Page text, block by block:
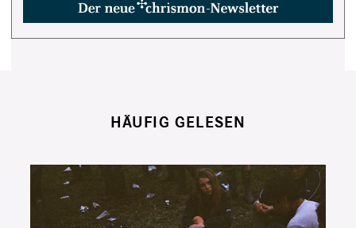
HÄUFIG GELESEN